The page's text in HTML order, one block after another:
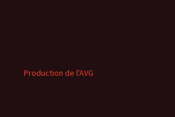
Production de l'AVG